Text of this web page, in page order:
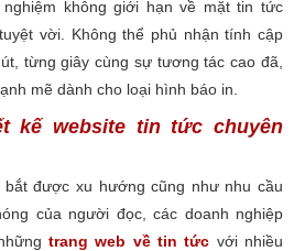
không giới hạn về mặt tin tức
vời. Không thể phủ nhận tính cập
từng giây cùng sự tương tác cao đã,
mẽ dành cho loại hình báo in.
kế website tin tức chuyên
được xu hướng cũng như nhu cầu
của người đọc, các doanh nghiệp
trang web về tin tức với nhiều